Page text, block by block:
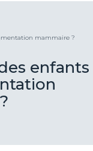
mammaire ?
enfants